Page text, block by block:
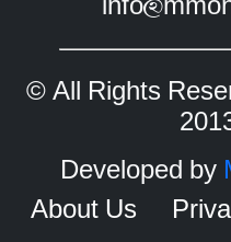
© All Rights
Developed by
About Us